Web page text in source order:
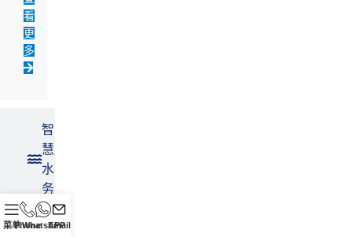
智
慧
水
务
看
更
多
菜单Phone
WhatsAPP
Email